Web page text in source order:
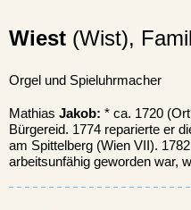
Wiest (Wist),
Orgel und Spieluhrmacher
Mathias Jakob: * ca. 1720
Bürgereid. 1774 reparierte er
am Spittelberg (Wien VII).
arbeitsunfähig geworden war,